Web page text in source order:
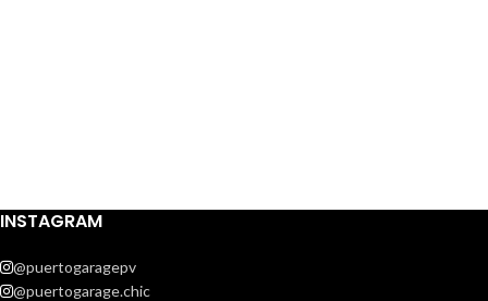
INSTAGRAM
@puertogaragepv
@puertogarage.chic